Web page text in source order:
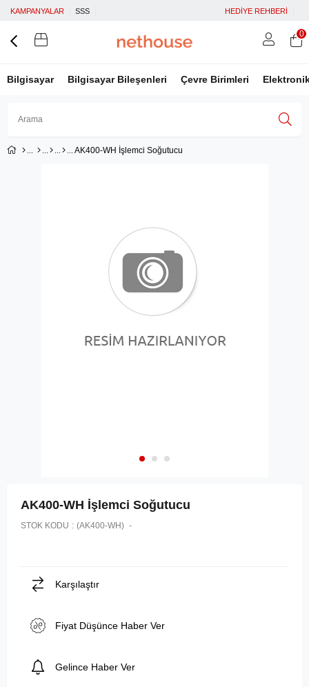
KAMPANYALAR SSS HEDİYE REHBERİ
Bilgisayar Bilgisayar Bileşenleri Çevre Birimleri
Üye Ol
0
AK400-WH İşlemci Soğutucu
AK400-WH İşlemci Soğutucu
STOK KODU (AK400-WH)
Karşılaştır
Fiyat Düşünce Haber Ver
Gelince Haber Ver